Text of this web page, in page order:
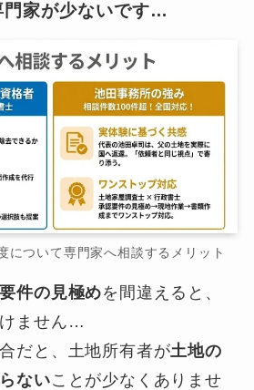
門家が少ないです…
について専門家へ相談するメリット
件の見極めを間違えると、
ません…
だと、土地所有者が土地の
ないことが少なくありませ